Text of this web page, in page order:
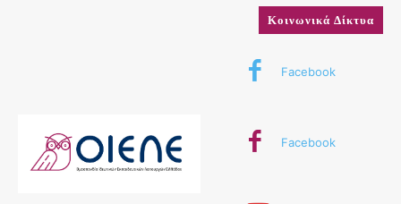
Κοινωνικά Δίκτυα
Facebook
Facebook